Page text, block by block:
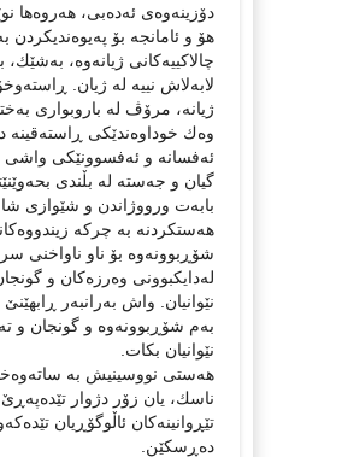
دۆزینەوەی ئەدەبی، هەروەها
هۆ و ئامانجە بۆ پەیوەندیكردن
چالاكییەكانی ژیانەوە،
لابەلاش نییە لە ژیان.
ژیانە، مرۆڤ لە باروبواری
وەك خوداوەندێكی ڕاستەقینە
ئەفسانە و ئەفسوونێكی واشی
گیان و جەستە لە بڵندی
بابەت ورووژاندن و شێوازی
هەستكردنە بە چركە
شۆڕبوونەوە بۆ ناو ناواخنی
لەدایكبوونی وەرزەكان و
نێوانیان. واش بەرانبەر
بەم شۆڕبوونەوە و گونجان و
نێوانیان بكات.
هەستی نووسینیش بە
ناسك، یان زۆر دژوار تێدەپەڕێ.
تێڕوانینەكان ئاڵوگۆڕیان
دەڕسكێن.